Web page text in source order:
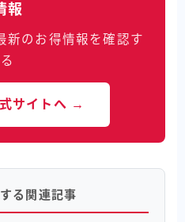
報
新のお得情報を確認す
る
サイトへ →
る関連記事